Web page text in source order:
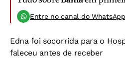
Entre no canal do
Edna foi socorrida para o
faleceu antes de receber